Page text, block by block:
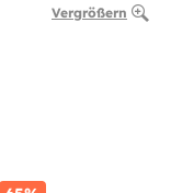
Vergrößern